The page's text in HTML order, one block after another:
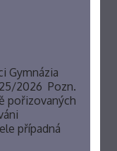
Gymnázia
2026 Pozn.
pořizovaných
případná